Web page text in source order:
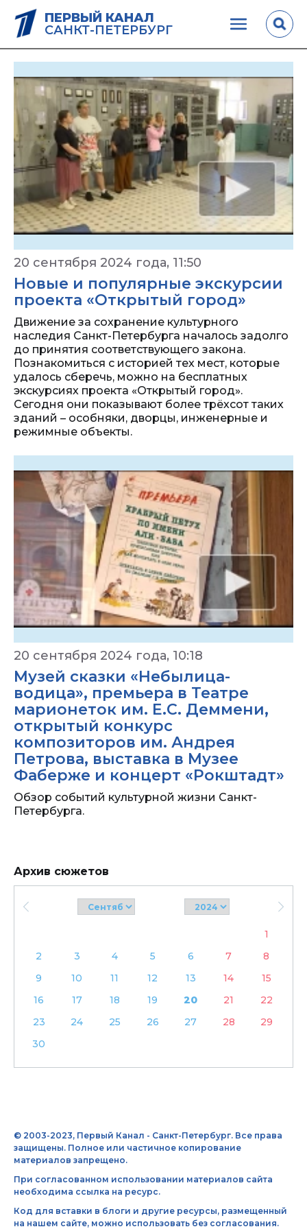
ПЕРВЫЙ КАНАЛ
САНКТ-ПЕТЕРБУРГ
20 сентября 2024 года, 11:50
Новые и популярные экскурсии
проекта «Открытый город»
Движение за сохранение культурного
наследия Санкт-Петербурга началось задолго
до принятия соответствующего закона.
Познакомиться с историей тех мест, которые
удалось сберечь, можно на бесплатных
экскурсиях проекта «Открытый город».
Сегодня они показывают более трёхсот таких
зданий – особняки, дворцы, инженерные и
режимные объекты.
20 сентября 2024 года, 10:18
Музей сказки «Небылица-
водица», премьера в Театре
марионеток им. Е.С. Деммени,
открытый конкурс
композиторов им. Андрея
Петрова, выставка в Музее
Фаберже и концерт «Рокштадт»
Обзор событий культурной жизни Санкт-
Петербурга.
Архив сюжетов
1
2
3 4 5 6 7
8
9
10 11 12 13 14
15
16
17 18 19 20 21
22
23
24 25 26 27 28
29
30
© 2003-2023, Первый Канал - Санкт-Петербург. Все права
защищены. Полное или частичное копирование
материалов запрещено.
При согласованном использовании материалов сайта
необходима ссылка на ресурс.
Код для вставки в блоги и другие ресурсы, размещенный
на нашем сайте, можно использовать без согласования.